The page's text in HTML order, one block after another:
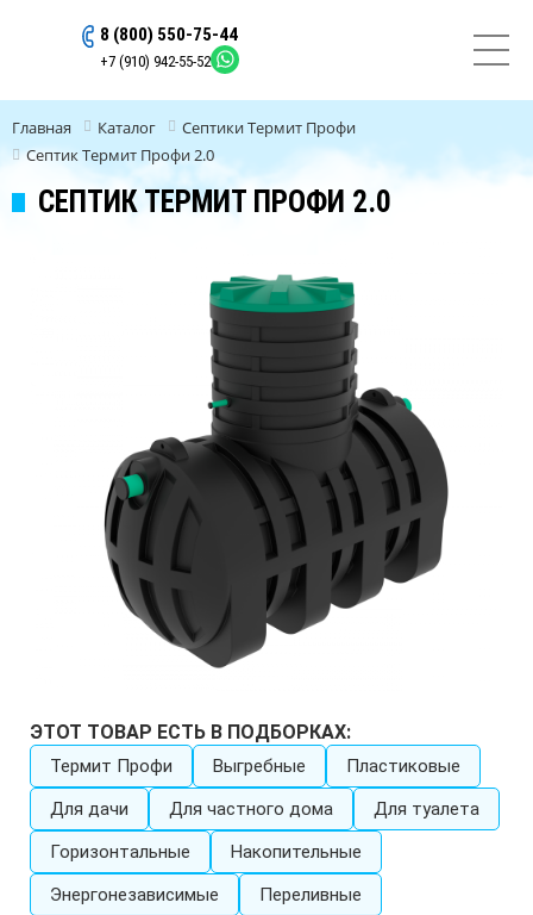
8 (800) 550-75-44
+7 (910) 942-55-52
Главная Каталог
Септики Термит Профи
Септик Термит Профи 2.0
СЕПТИК ТЕРМИТ ПРОФИ 2.0
ЭТОТ ТОВАР ЕСТЬ В ПОДБОРКАХ:
Термит Профи Выгребные
Пластиковые
Для дачи
Для частного дома
Для туалета
Горизонтальные
Накопительные
Энергонезависимые
Переливные